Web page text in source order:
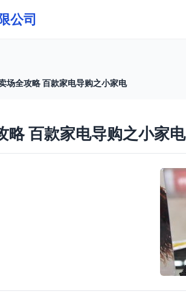
公司
场全攻略 百款家电导购之小家电
略 百款家电导购之小家电